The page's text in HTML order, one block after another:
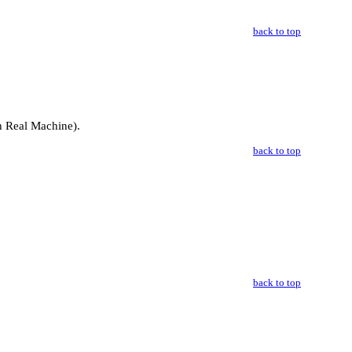
back to top
Machine).
back to top
back to top